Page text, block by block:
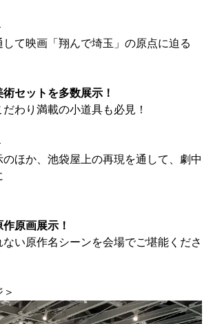
て映画「翔んで埼玉」の原点に迫る
セットを多数展示！
わり満載の小道具も必見！
ほか、池袋屋上の再現を通して、劇中
原画展示！
い原作名シーンを会場でご堪能くださ